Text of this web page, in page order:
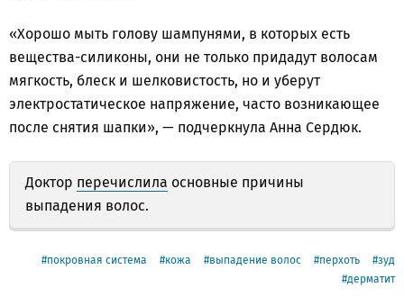
«Хорошо мыть голову шампунями, в которых есть
вещества-силиконы, они не только придадут волосам
мягкость, блеск и шелковистость, но и уберут
электростатическое напряжение, часто возникающее
после снятия шапки», — подчеркнула Анна Сердюк.
Доктор перечислила основные причины
выпадения волос.
покровная система кожа выпадение волос перхоть
зуд
дерматит